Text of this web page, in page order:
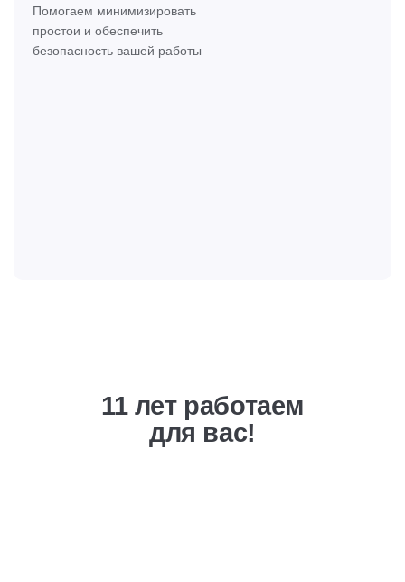
Помогаем минимизировать
простои и обеспечить
безопасность вашей работы
11 лет работаем
для вас!